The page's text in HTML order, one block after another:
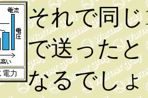
力
それで同
で送った
なるでし